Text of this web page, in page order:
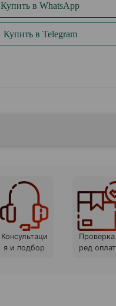
Купить в WhatsApp
Купить в Telegram
Консультаци
я и подбор
Проверка
ред